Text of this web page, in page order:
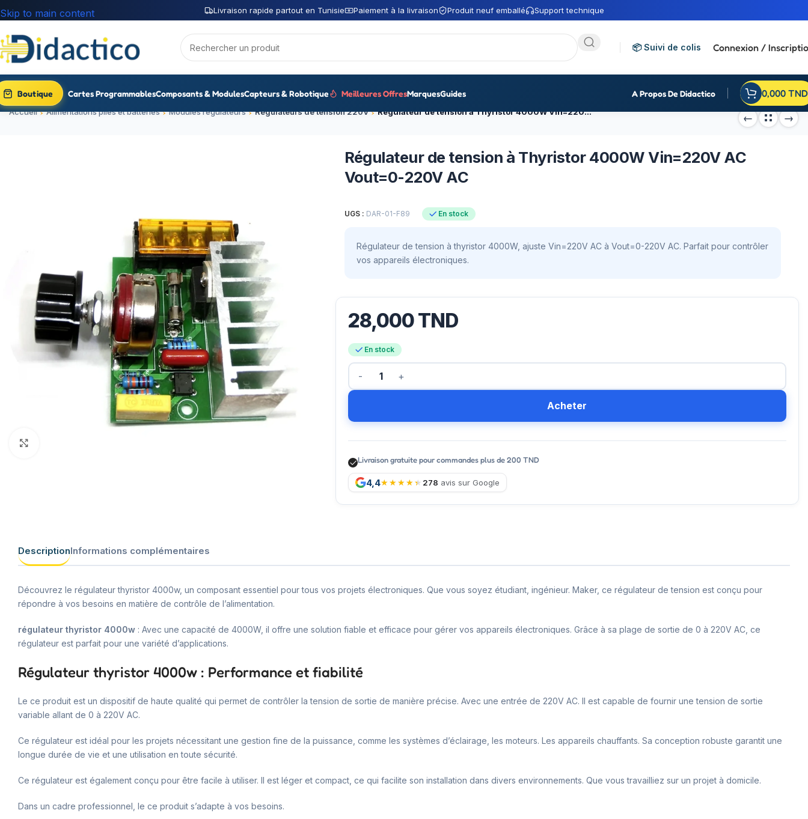
Livraison rapide partout en Tunisie Paiement à la livraison Produit neuf emballé Support technique
Skip to main content
📦 Suivi de colis Connexion /
Boutique Cartes ProgrammablesComposants & ModulesCapteurs & Robotique Meilleures OffresMarquesGuides A Propos De Didactico 0,000 TND
Accueil Alimentations piles et batteries Modules régulateurs Régulateurs de tension 220V Régulateur de tension à Thyristor 4000W Vin=220V AC Vout=0-220V AC
Régulateur de tension à Thyristor 4000W Vin=220V AC
Vout=0-220V AC
UGS : DAR-01-F89 En stock
Régulateur de tension à thyristor 4000W, ajuste Vin=220V AC à Vout=0-220V AC. Parfait pour contrôler
vos appareils électroniques.
28,000TND
En stock
Acheter
Livraison gratuite pour commandes plus de 200 TND
4,4 278 avis sur Google
DescriptionInformations complémentaires
Découvrez le régulateur thyristor 4000w, un composant essentiel pour tous vos projets électroniques. Que vous soyez étudiant, ingénieur. Maker, ce régulateur de tension est conçu pour
répondre à vos besoins en matière de contrôle de l’alimentation.
régulateur thyristor 4000w : Avec une capacité de 4000W, il offre une solution fiable et efficace pour gérer vos appareils électroniques. Grâce à sa plage de sortie de 0 à 220V AC, ce
régulateur est parfait pour une variété d’applications.
Régulateur thyristor 4000w : Performance et fiabilité
Le ce produit est un dispositif de haute qualité qui permet de contrôler la tension de sortie de manière précise. Avec une entrée de 220V AC. Il est capable de fournir une tension de sortie
variable allant de 0 à 220V AC.
Ce régulateur est idéal pour les projets nécessitant une gestion fine de la puissance, comme les systèmes d’éclairage, les moteurs. Les appareils chauffants. Sa conception robuste garantit une
longue durée de vie et une utilisation en toute sécurité.
Ce régulateur est également conçu pour être facile à utiliser. Il est léger et compact, ce qui facilite son installation dans divers environnements. Que vous travailliez sur un projet à domicile.
Dans un cadre professionnel, le ce produit s’adapte à vos besoins.